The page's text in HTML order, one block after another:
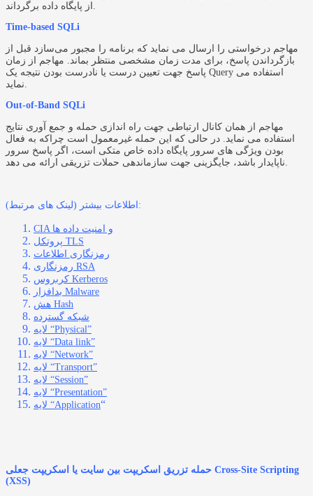
Time-based SQLi
مهاجم درخواستی را ارسال می نماید که برنامه را مجبور می‌سازد قبل از
بازگرداندن پاسخ، برای مدت زمان مشخصی منتظر بماند. مهاجم از زمان
پاسخ جهت تعیین درست یا نادرست بودن نتیجه یک Query استفاده می
Out-of-Band SQLi
مهاجم از همان کانال ارتباطی جهت راه اندازی حمله و جمع آوری نتایج
استفاده می نماید. در حالی که این حمله غیرمعمول است چراکه به فعال
بودن ویژگی های سرور پایگاه داده خاص متکی است، اگر پاسخ سرور
اطلاعات بیشتر (لینک های مرتبط):
CIA و امنیت داده ها
پروتکل TLS
رمزنگاری اطلاعات
رمزنگاری RSA
کربروس Kerberos
بدافزار Malware
هش Hash
شبکه گسترده
لایه “Physical”
لایه “Data link”
لایه “Network”
لایه “Transport”
لایه “Session”
لایه “Presentation”
لایه “Application“
حمله تزریق اسکریپت بین سایت یا اسکریپت جعلی Cross-Site Scripting
(XSS)